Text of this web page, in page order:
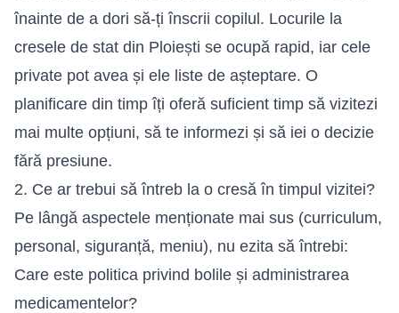
înainte de a dori să-ți înscrii copilul. Locurile la
cresele de stat din Ploiești se ocupă rapid, iar cele
private pot avea și ele liste de așteptare. O
planificare din timp îți oferă suficient timp să vizitezi
mai multe opțiuni, să te informezi și să iei o decizie
fără presiune.
2. Ce ar trebui să întreb la o cresă în timpul vizitei?
Pe lângă aspectele menționate mai sus (curriculum,
personal, siguranță, meniu), nu ezita să întrebi:
Care este politica privind bolile și administrarea
medicamentelor?